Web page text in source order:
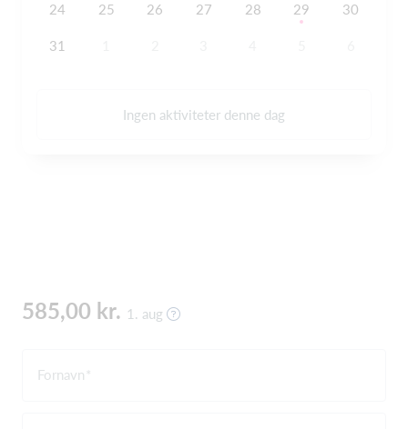
24 25 26 27 28 29 30
31
Ingen aktiviteter denne dag
585,00 kr. 1. aug
Fornavn